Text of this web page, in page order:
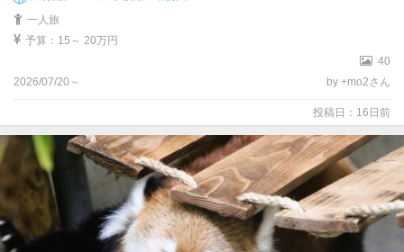
長
熊
大
一人旅
予算：15～ 20万円
40
2026/07/20～
by +mo2さん
投稿日：16日前